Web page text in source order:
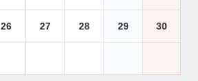
26 27 28 29 30